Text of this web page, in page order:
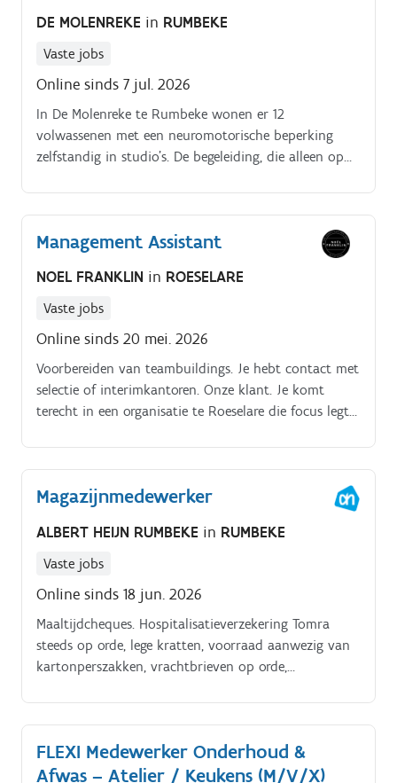
transportloon + ADR premie + 150% zaterdaguren
DE MOLENREKE in RUMBEKE
Vaste jobs
Online sinds 7 jul. 2026
In De Molenreke te Rumbeke wonen er 12
volwassenen met een neuromotorische beperking
zelfstandig in studio’s. De begeleiding, die alleen op
maat 24u/24u, 7 dagen op 7.
Management Assistant
NOEL FRANKLIN in ROESELARE
Vaste jobs
Online sinds 20 mei. 2026
Voorbereiden van teambuildings. Je hebt contact met
selectie of interimkantoren. Onze klant. Je komt
terecht in een organisatie te Roeselare die focus legt
ééngezinswoningen.
Magazijnmedewerker
ALBERT HEIJN RUMBEKE in RUMBEKE
Vaste jobs
Online sinds 18 jun. 2026
Maaltijdcheques. Hospitalisatieverzekering Tomra
steeds op orde, lege kratten, voorraad aanwezig van
kartonperszakken, vrachtbrieven op orde,
voor dealgemene netheid.
FLEXI Medewerker Onderhoud &
Afwas – Atelier / Keukens (M/V/X)